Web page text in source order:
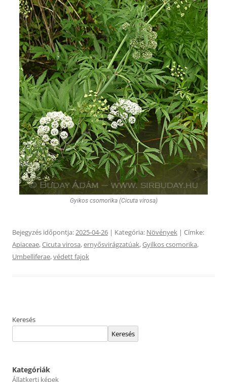
Gyikos csomorika (Cicuta virosa)
Bejegyzés időpontja: 2025-04-26 | Kategória: Növények | Címke:
Apiaceae,Cicuta virosa,ernyősvirágzatúak,Gyilkos csomorika,
Umbelliferae,védett fajok
Keresés
Keresés
Kategóriák
Állatkerti képek